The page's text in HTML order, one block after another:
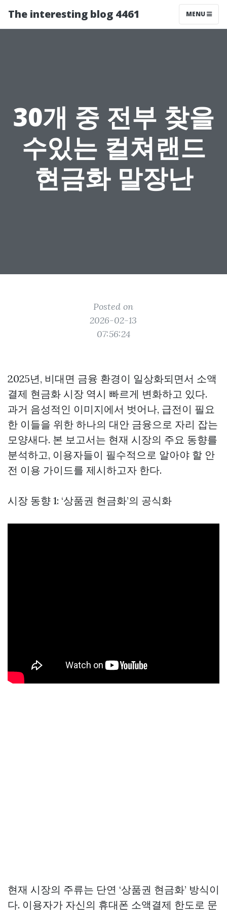
The interesting blog 4461 MENU
30개 중 전부 찾을
수있는 컬쳐랜드
현금화 말장난
Posted on
2026-02-13
07:56:24
2025년, 비대면 금융 환경이 일상화되면서 소액
결제 현금화 시장 역시 빠르게 변화하고 있다.
과거 음성적인 이미지에서 벗어나, 급전이 필요
한 이들을 위한 하나의 대안 금융으로 자리 잡는
모양새다. 본 보고서는 현재 시장의 주요 동향를
분석하고, 이용자들이 필수적으로 알아야 할 안
전 이용 가이드를 제시하고자 한다.
시장 동향 1: ‘상품권 현금화’의 공식화
현재 시장의 주류는 단연 ‘상품권 현금화’ 방식이
다. 이용자가 자신의 휴대폰 소액결제 한도로 문